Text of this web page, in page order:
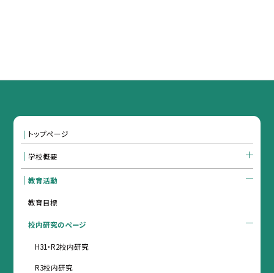
トップページ
学校概要
教育活動
教育目標
校内研究のページ
H31・R2校内研究
R3校内研究